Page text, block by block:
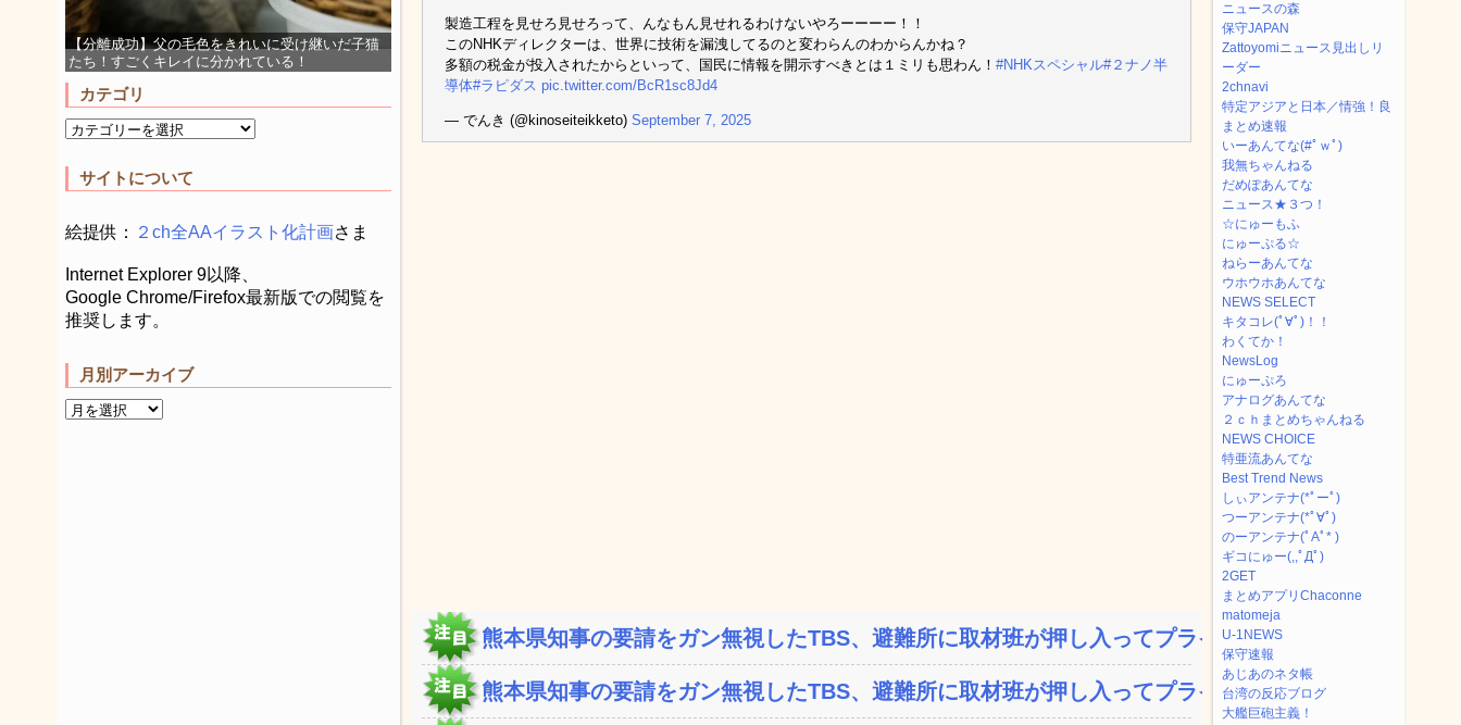
【分離成功】父の毛色をきれいに受け継いだ子猫
たち！すごくキレイに分かれている！
カテゴリ
サイトについて
絵提供： ２ch全AAイラスト化計画さま
Internet Explorer 9以降、
Google Chrome/Firefox最新版での閲覧を
推奨します。
月別アーカイブ
製造工程を見せろ見せろって、んなもん見せれるわけないやろーーーー！！
このNHKディレクターは、世界に技術を漏洩してるのと変わらんのわからんかね？
多額の税金が投入されたからといって、国民に情報を開示すべきとは１ミリも思わん！ #NHKスペシャル#２ナノ半
導体#ラピダス pic.twitter.com/BcR1sc8Jd4
— でんき (@kinoseiteikketo) September 7, 2025
熊本県知事の要請をガン無視したTBS、避難所に取材班が押し入ってプライ...
熊本県知事の要請をガン無視したTBS、避難所に取材班が押し入ってプライ...
ニュースの森
保守JAPAN
Zattoyomiニュース見出しリ
ーダー
2chnavi
特定アジアと日本／情強！良
まとめ速報
いーあんてな(#ﾟｗﾟ)
我無ちゃんねる
だめぽあんてな
ニュース★３つ！
☆にゅーもふ
にゅーぷる☆
ねらーあんてな
ウホウホあんてな
NEWS SELECT
キタコレ(ﾟ∀ﾟ)！！
わくてか！
NewsLog
にゅーぷろ
アナログあんてな
２ｃｈまとめちゃんねる
NEWS CHOICE
特亜流あんてな
Best Trend News
しぃアンテナ(*ﾟーﾟ)
つーアンテナ(*ﾟ∀ﾟ)
のーアンテナ(ﾟAﾟ* )
ギコにゅー(,,ﾟДﾟ)
2GET
まとめアプリChaconne
matomeja
U-1NEWS
保守速報
あじあのネタ帳
台湾の反応ブログ
大艦巨砲主義！